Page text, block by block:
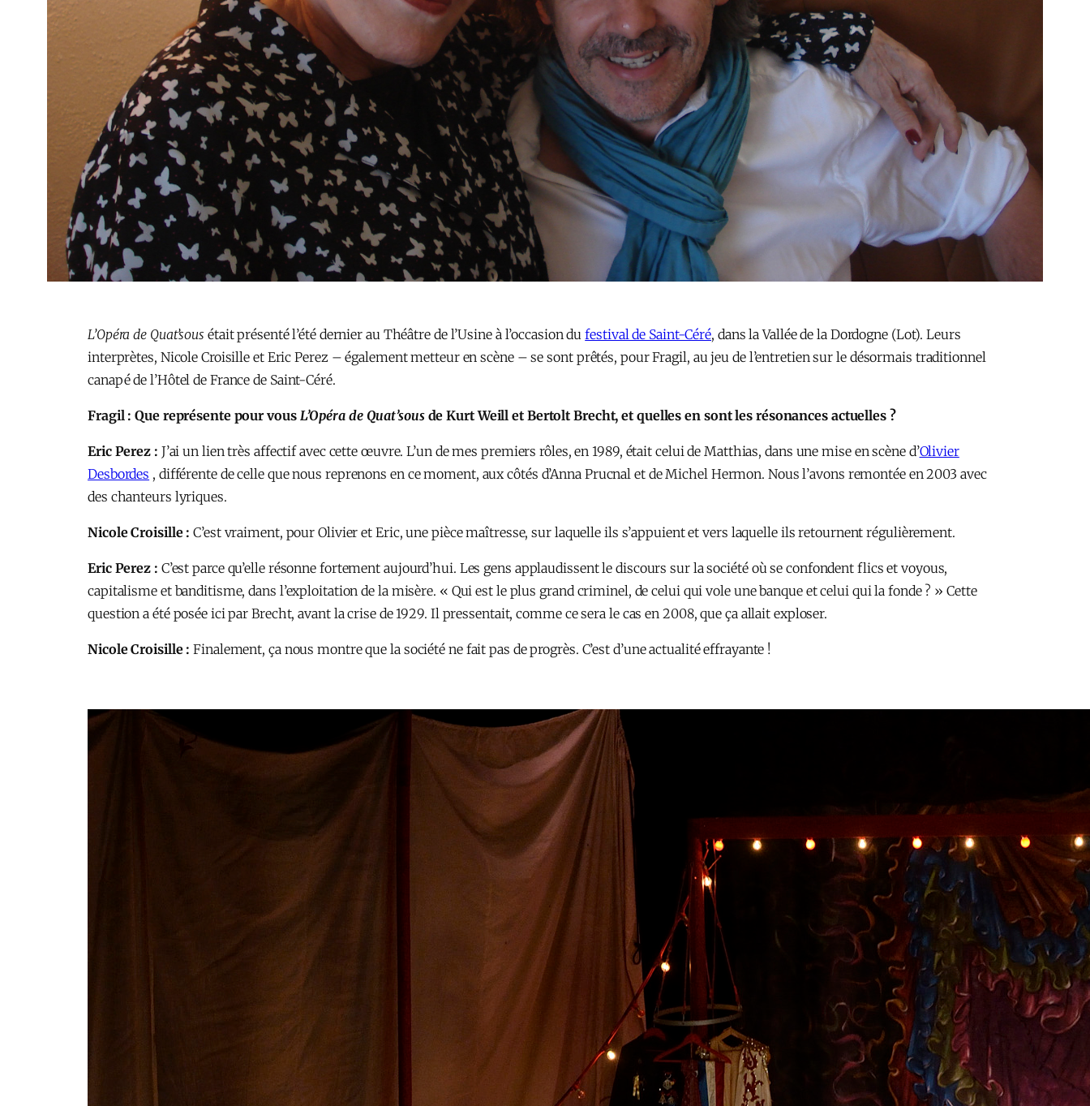
L’Opéra de Quat’sous était présenté l’été dernier au Théâtre de l’Usine à l’occasion dufestival de Saint-Céré, dans la Vallée de la Dordogne (Lot). Leurs
interprètes, Nicole Croisille et Eric Perez – également metteur en scène – se sont prêtés, pour Fragil, au jeu de l’entretien sur le désormais traditionnel
canapé de l’Hôtel de France de Saint-Céré.
Fragil : Que représente pour vous L’Opéra de Quat’sousde Kurt Weill et Bertolt Brecht, et quelles en sont les résonances actuelles ?
Eric Perez : J’ai un lien très affectif avec cette œuvre. L’un de mes premiers rôles, en 1989, était celui de Matthias, dans une mise en scène d’Olivier
Desbordes , différente de celle que nous reprenons en ce moment, aux côtés d’Anna Prucnal et de Michel Hermon. Nous l’avons remontée en 2003 avec
des chanteurs lyriques.
Nicole Croisille : C’est vraiment, pour Olivier et Eric, une pièce maîtresse, sur laquelle ils s’appuient et vers laquelle ils retournent régulièrement.
Eric Perez : C’est parce qu’elle résonne fortement aujourd’hui. Les gens applaudissent le discours sur la société où se confondent flics et voyous,
capitalisme et banditisme, dans l’exploitation de la misère. « Qui est le plus grand criminel, de celui qui vole une banque et celui qui la fonde ? » Cette
question a été posée ici par Brecht, avant la crise de 1929. Il pressentait, comme ce sera le cas en 2008, que ça allait exploser.
Nicole Croisille : Finalement, ça nous montre que la société ne fait pas de progrès. C’est d’une actualité effrayante !